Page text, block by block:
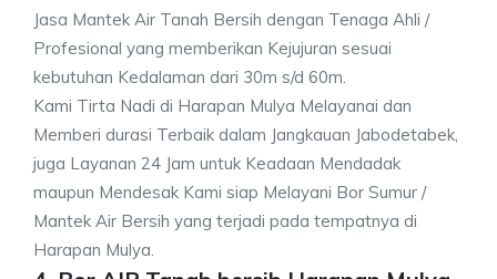
Jasa Mantek Air Tanah Bersih dengan Tenaga Ahli /
Profesional yang memberikan Kejujuran sesuai
kebutuhan Kedalaman dari 30m s/d 60m.
Kami Tirta Nadi di Harapan Mulya Melayanai dan
Memberi durasi Terbaik dalam Jangkauan Jabodetabek,
juga Layanan 24 Jam untuk Keadaan Mendadak
maupun Mendesak Kami siap Melayani Bor Sumur /
Mantek Air Bersih yang terjadi pada tempatnya di
Harapan Mulya.